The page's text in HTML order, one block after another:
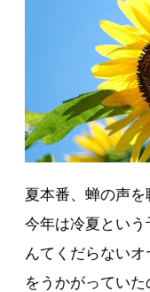
夏本番、蝉の声を
今年は冷夏とい
んてくだらない
をうかがってい